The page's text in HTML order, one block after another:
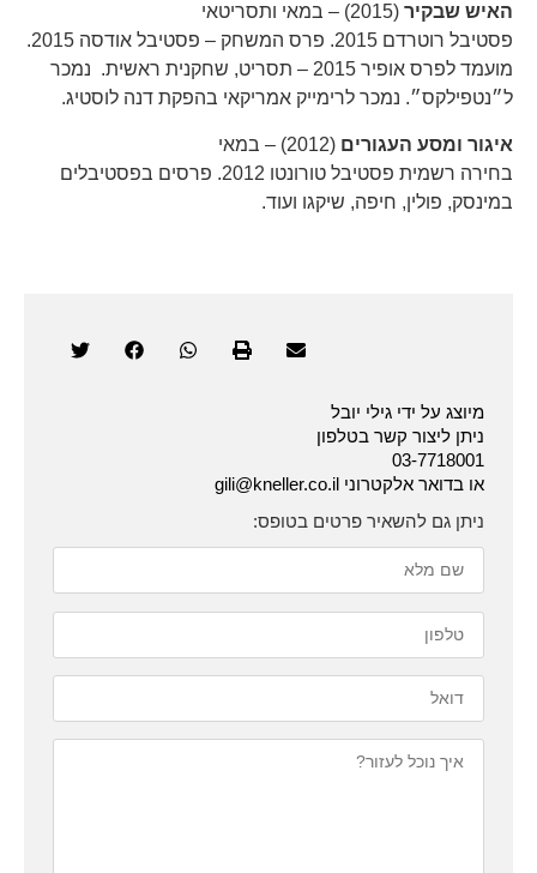
האיש שבקיר (2015) – במאי ותסריטאי
פסטיבל רוטרדם 2015. פרס המשחק – פסטיבל אודסה 2015.
מועמד לפרס אופיר 2015 – תסריט, שחקנית ראשית. נמכר
ל״נטפילקס״. נמכר לרימייק אמריקאי בהפקת דנה לוסטיג.
איגור ומסע העגורים (2012) – במאי
בחירה רשמית פסטיבל טורונטו 2012. פרסים בפסטיבלים
במינסק, פולין, חיפה, שיקגו ועוד.
מיוצג על ידי גילי יובל
ניתן ליצור קשר בטלפון
03-7718001
או בדואר אלקטרוני gili@kneller.co.il
ניתן גם להשאיר פרטים בטופס: